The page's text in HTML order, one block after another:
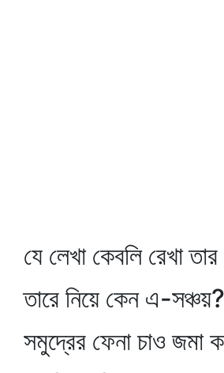
যে লেখা কেবলি রেখা
তারে নিয়ে কেন এ-সঞ্চয়?
সমুদ্রের ফেনা চাও জমা